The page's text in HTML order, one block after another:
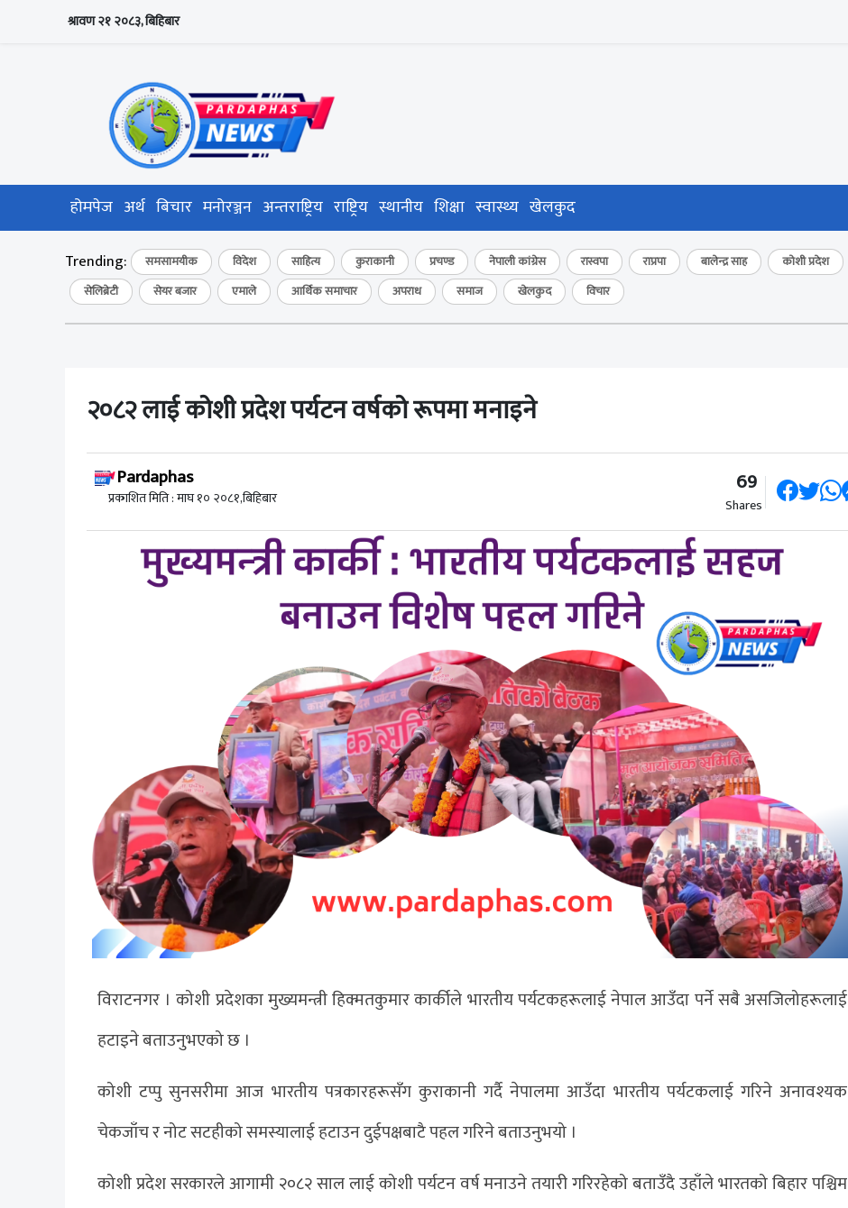
श्रावण २१ २०८३, बिहिबार
होमपेज अर्थ बिचार मनोरञ्जन अन्तराष्ट्रिय राष्ट्रिय स्थानीय शिक्षा स्वास्थ्य खेलकुद
Trending: समसामयीक विदेश साहित्य कुराकानी प्रचण्ड नेपाली कांग्रेस रास्वपा राप्रपा बालेन्द्र साह कोशी प्रदेश
सेलिब्रेटी
सेयर बजार एमाले आर्थिक समाचार अपराध समाज खेलकुद विचार
२०८२ लाई कोशी प्रदेश पर्यटन वर्षको रूपमा मनाइने
Pardaphas
प्रकाशित मिति : माघ १० २०८१,बिहिबार
69
Shares
विराटनगर । कोशी प्रदेशका मुख्यमन्त्री हिक्मतकुमार कार्कीले भारतीय पर्यटकहरूलाई नेपाल आउँदा पर्ने सबै असजिलोहरूलाई
हटाइने बताउनुभएको छ ।
कोशी टप्पु सुनसरीमा आज भारतीय पत्रकारहरूसँग कुराकानी गर्दै नेपालमा आउँदा भारतीय पर्यटकलाई गरिने अनावश्यक
चेकजाँच र नोट सटहीको समस्यालाई हटाउन दुईपक्षबाटै पहल गरिने बताउनुभयो ।
कोशी प्रदेश सरकारले आगामी २०८२ साल लाई कोशी पर्यटन वर्ष मनाउने तयारी गरिरहेको बताउँदै उहाँले भारतको बिहार पश्चिम